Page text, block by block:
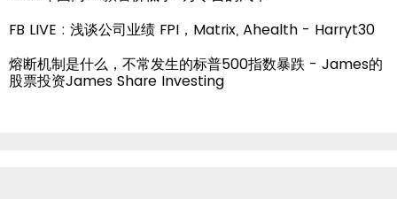
FB LIVE : 浅谈公司业绩 FPI，Matrix, Ahealth - Harryt30
熔断机制是什么，不常发生的标普500指数暴跌 - James的
股票投资James Share Investing